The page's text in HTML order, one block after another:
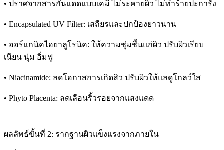
• ปราศจากสารกันแดดแบบเคมี ไม่ระคายผิว ไม่ทำร้ายปะการัง
• Encapsulated UV Filter: เสถียรและปกป้องยาวนาน
• ออร์แกนิคไฮยาลูโรนิค: ให้ความชุ่มชื้นแก่ผิว ปรับผิวเรียบ
เนียน นุ่ม อิ่มฟู
• Niacinamide: ลดโอกาสการเกิดสิว ปรับผิวให้แลดูโกลว์ใส
• Phyto Placenta: ลดเลือนริ้วรอยจากแสงแดด
ผลลัพธ์ขั้นที่ 2: รากฐานผิวแข็งแรงจากภายใน